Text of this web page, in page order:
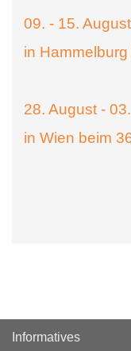
09. - 15.
in
28. August -
in Wien beim
Informatives